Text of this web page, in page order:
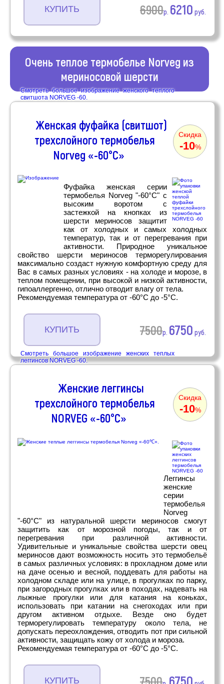
КУПИТЬ 6900р. 6210 руб.
Очень теплое термобелье Norveg из
мериносовой шерсти
Женская фуфайка (свитшот)
трехслойного термобелья
Norveg «-60°C»
Скидка
-10%
Смотреть большое изображение женского теплого
свитшота NORVEG -60.
Фуфайка женская серии
термобелья Norveg "-60°C" с
высоким воротом с
застежкой на кнопках из
шерсти мериносов защитит
как от холодных и самых холодных
температур, так и от перегревания при
активности. Природное уникальное
свойство шерсти мериносов терморегулирования
максимально создаст нужную комфортную среду для
Вас в самых разных условиях - на холоде и морозе, в
теплом помещении, при высокой и низкой активности,
гипоаллергенно, отлично отводит влагу от тела.
Рекомендуемая температура от -60°C до -5°C.
КУПИТЬ 7500р. 6750 руб.
Женские леггинсы
трехслойного термобелья
NORVEG «-60°C»
Скидка
-10%
Смотреть большое изображение женских теплых
леггинсов NORVEG -60.
Леггинсы
женские
серии
термобелья
Norveg
"-60°C" из натуральной шерсти мериносов смогут
защитить как от морозной погоды, так и от
перегревания при различной активности.
Удивительные и уникальные свойства шерсти овец
мериносов дают возможность носить это термобельё
в самых различных условиях: в прохладном доме или
на даче осенью и весной, поддевать для работы на
холодном складе или на улице, в прогулках по парку,
при загородных прогулках или в походах, надевать на
лыжные прогулки или для катания на коньках,
использовать при катании на снегоходах или при
другом активном отдыхе. Везде оно будет
терморегулировать температуру около тела, не
допускать переохлождения, отводить пот при сильной
активности, защищать кожу от холода и мороза.
Рекомендуемая температура от -60°C до -5°C.
КУПИТЬ 7500 6750